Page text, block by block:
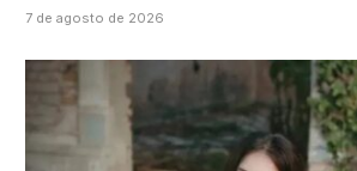
7 de agosto de 2026